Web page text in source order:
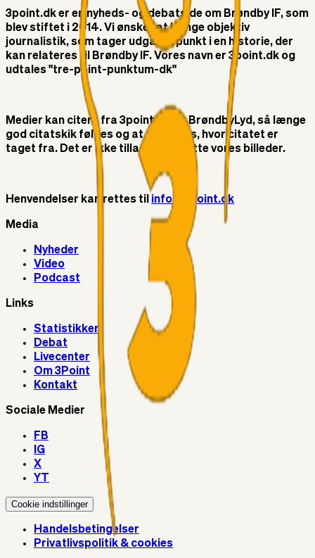
3point.dk er en nyheds- og debatside om Brøndby IF, som
blev stiftet i 2014. Vi ønsker at bringe objektiv
journalistik, som tager udgangspunkt i en historie, der
kan relateres til Brøndby IF. Vores navn er 3point.dk og
udtales "tre-point-punktum-dk"
Medier kan citere fra 3point.dk og BrøndbyLyd, så længe
god citatskik følges og at der linkes, hvor citatet er
taget fra. Det er ikke tilladt at benytte vores billeder.
Henvendelser kan rettes til info@3point.dk
Media
Nyheder
Video
Podcast
Links
Statistikker
Debat
Livecenter
Om 3Point
Kontakt
Sociale Medier
FB
IG
X
YT
Cookie indstillinger
Handelsbetingelser
Privatlivspolitik & cookies